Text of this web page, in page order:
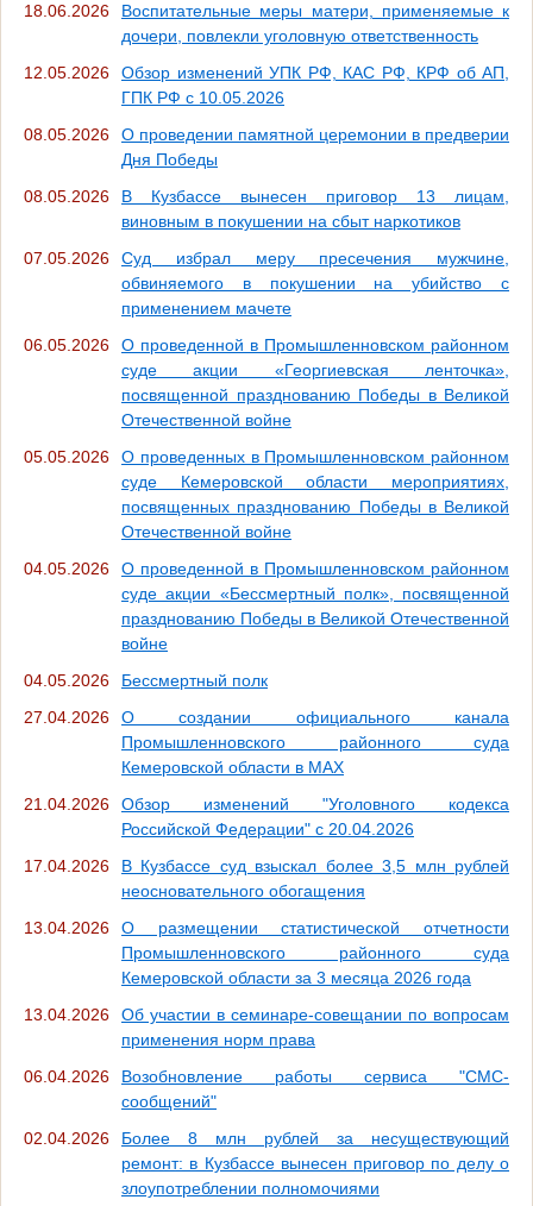
18.06.2026
Воспитательные меры матери, применяемые к
дочери, повлекли уголовную ответственность
12.05.2026
Обзор изменений УПК РФ, КАС РФ, КРФ об АП,
ГПК РФ с 10.05.2026
08.05.2026
О проведении памятной церемонии в предверии
Дня Победы
08.05.2026
В Кузбассе вынесен приговор 13 лицам,
виновным в покушении на сбыт наркотиков
07.05.2026
Суд избрал меру пресечения мужчине,
обвиняемого в покушении на убийство с
применением мачете
06.05.2026
О проведенной в Промышленновском районном
суде акции «Георгиевская ленточка»,
посвященной празднованию Победы в Великой
Отечественной войне
05.05.2026
О проведенных в Промышленновском районном
суде Кемеровской области мероприятиях,
посвященных празднованию Победы в Великой
Отечественной войне
04.05.2026
О проведенной в Промышленновском районном
суде акции «Бессмертный полк», посвященной
празднованию Победы в Великой Отечественной
войне
04.05.2026
Бессмертный полк
27.04.2026
О создании официального канала
Промышленновского районного суда
Кемеровской области в MAX
21.04.2026
Обзор изменений "Уголовного кодекса
Российской Федерации" с 20.04.2026
17.04.2026
В Кузбассе суд взыскал более 3,5 млн рублей
неосновательного обогащения
13.04.2026
О размещении статистической отчетности
Промышленновского районного суда
Кемеровской области за 3 месяца 2026 года
13.04.2026
Об участии в семинаре-совещании по вопросам
применения норм права
06.04.2026
Возобновление работы сервиса "СМС-
сообщений"
02.04.2026
Более 8 млн рублей за несуществующий
ремонт: в Кузбассе вынесен приговор по делу о
злоупотреблении полномочиями